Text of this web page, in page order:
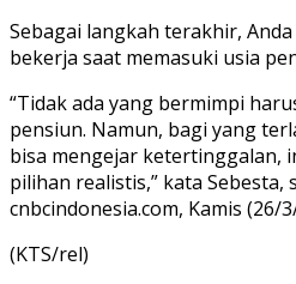
Sebagai langkah terakhir,
bekerja saat memasuki usia
“Tidak ada yang bermimpi
pensiun. Namun, bagi yang
bisa mengejar ketertinggalan,
pilihan realistis,” kata
cnbcindonesia.com, Kamis (26/
(KTS/rel)